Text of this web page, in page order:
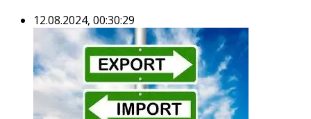
12.08.2024, 00:30:29